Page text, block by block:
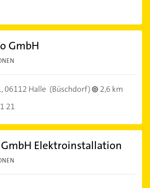
GmbH
06112 Halle (Büschdorf)
2,6 km
21
Elektroinstallation